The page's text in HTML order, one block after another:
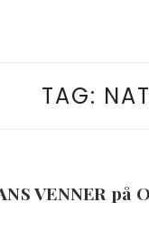
TAG:
VENNER på